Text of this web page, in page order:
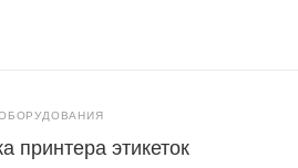
принтера этикеток